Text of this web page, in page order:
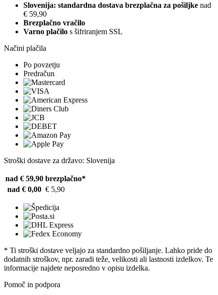
Slovenija: standardna dostava brezplačna za pošiljke nad
€ 59,90
Brezplačno vračilo
Varno plačilo s šifriranjem SSL
Načini plačila
Po povzetju
Predračun
Stroški dostave za državo: Slovenija
nad € 59,90 brezplačno*
nad € 0,00 € 5,90
* Ti stroški dostave veljajo za standardno pošiljanje. Lahko pride do
dodatnih stroškov, npr. zaradi teže, velikosti ali lastnosti izdelkov. Te
informacije najdete neposredno v opisu izdelka.
Pomoč in podpora